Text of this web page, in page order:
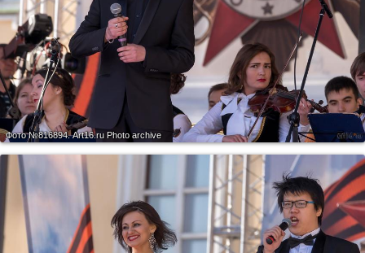
Фото №816894.Art16.ru Photo archive